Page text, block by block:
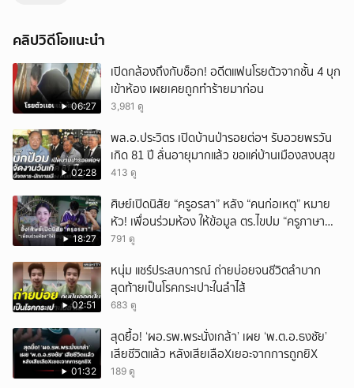
คลิปวิดีโอแนะนำ
06:27
เปิดกล้องถึงกับช็อก! อดีตแฟนโรยตัวจากชั้น 4 บุก
เข้าห้อง เผยเคยถูกทำร้ายมาก่อน
3,981 ดู
02:28
พล.อ.ประวิตร เปิดบ้านป่ารอยต่อฯ รับอวยพรวัน
เกิด 81 ปี ลั่นอายุมากแล้ว ขอแค่บ้านเมืองสงบสุข
413 ดู
18:27
ศิษย์เปิดนิสัย “ครูอรสา” หลัง “คนก่อเหตุ” หมาย
หัว! เพื่อนร่วมห้อง ให้ข้อมูล ตร.ไขปม “ครูภาษา
ไทย”!
791 ดู
02:51
หนุ่ม แชร์ประสบการณ์ ถ่ายบ่อยจนชีวิตลำบาก
สุดท้ายเป็นโรคกระเปาะในลำไส้
683 ดู
01:32
สุดยื้อ! ‘ผอ.รพ.พระนั่งเกล้า’ เผย ‘พ.ต.อ.ธงชัย’
เสียชีวิตแล้ว หลังเสียเลือXเยอะจากการถูกยิX
189 ดู